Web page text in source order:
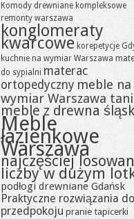
Komody drewniane kompleksowe
remonty warszawa
konglomeraty
kwarcowe korepetycje
kuchnie na wymiar Warszawa
do sypialni materac
ortopedyczny meble na
wymiar Warszawa
meble z drewna
Meble
łazienkowe
Warszawa
najczęściej
liczby w dużym
podłogi drewniane Gdańsk
Praktyczne rozwiązania do
przedpokoju pranie tapicerki